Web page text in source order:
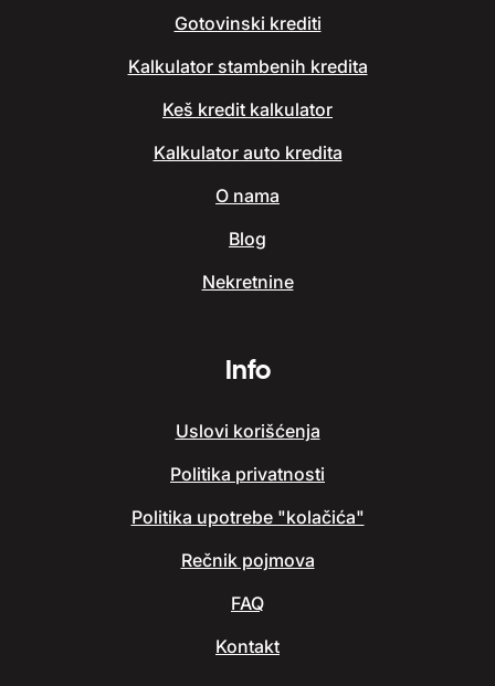
Gotovinski krediti
Kalkulator stambenih kredita
Keš kredit kalkulator
Kalkulator auto kredita
O nama
Blog
Nekretnine
Info
Uslovi korišćenja
Politika privatnosti
Politika upotrebe "kolačića"
Rečnik pojmova
FAQ
Kontakt